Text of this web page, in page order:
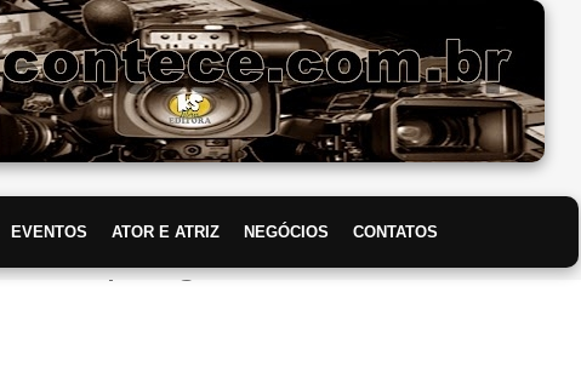
Pular para o conteúdo principal
EVENTOS ATOR E ATRIZ NEGÓCIOS CONTATOS
em Itapetinga Resulta em Morte de Idoso